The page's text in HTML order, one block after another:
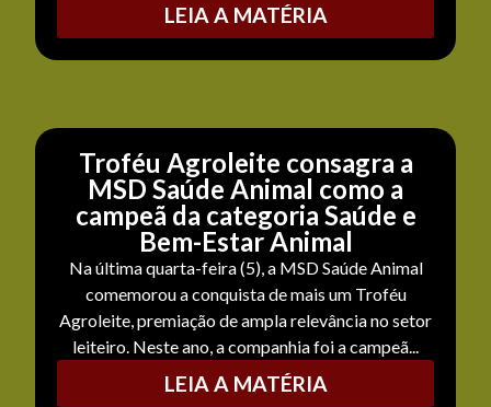
LEIA A MATÉRIA
Troféu Agroleite consagra a
MSD Saúde Animal como a
campeã da categoria Saúde e
Bem-Estar Animal
Na última quarta-feira (5), a MSD Saúde Animal
comemorou a conquista de mais um Troféu
Agroleite, premiação de ampla relevância no setor
leiteiro. Neste ano, a companhia foi a campeã...
LEIA A MATÉRIA